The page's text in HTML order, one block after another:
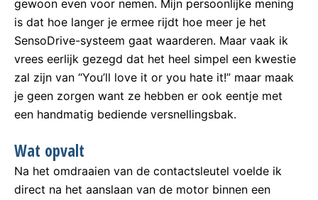
gewoon even voor nemen. Mijn persoonlijke mening
is dat hoe langer je ermee rijdt hoe meer je het
SensoDrive-systeem gaat waarderen. Maar vaak ik
vrees eerlijk gezegd dat het heel simpel een kwestie
zal zijn van “You’ll love it or you hate it!” maar maak
je geen zorgen want ze hebben er ook eentje met
een handmatig bediende versnellingsbak.
Wat opvalt
Na het omdraaien van de contactsleutel voelde ik
direct na het aanslaan van de motor binnen een